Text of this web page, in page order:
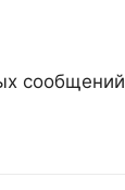
сообщений